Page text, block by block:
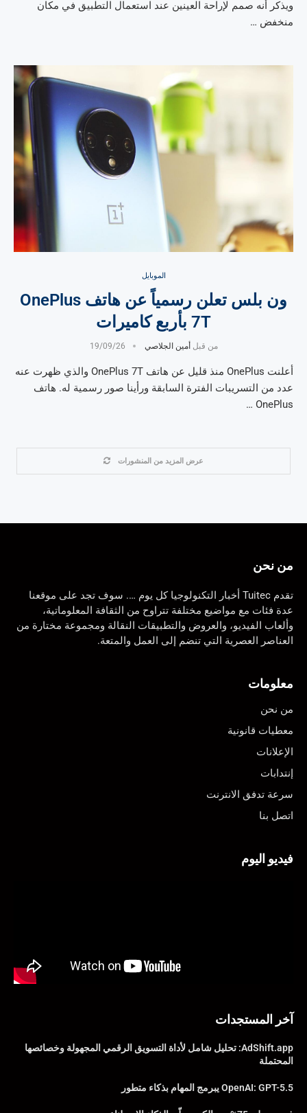
ويذكر أنه صمم لإراحة العينين عند استعمال التطبيق في مكان
منخفض …
الموبايل
ون بلس تعلن رسمياً عن هاتف OnePlus
7T بأربع كاميرات
من قبل أمين الجلاصي 19/09/26
أعلنت OnePlus منذ قليل عن هاتف OnePlus 7T والذي ظهرت عنه
عدد من التسريبات الفترة السابقة ورأينا صور رسمية له. هاتف
OnePlus …
عرض المزيد من المنشورات
من نحن
تقدم Tuitec أخبار التكنولوجيا كل يوم …. سوف تجد على موقعنا
عدة فئات مع مواضيع مختلفة تتراوح من الثقافة المعلوماتية،
وألعاب الفيديو، والعروض والتطبيقات النقالة ومجموعة مختارة من
العناصر العصرية التي تنضم إلى العمل والمتعة.
معلومات
من نحن
معطيات قانونية
الإعلانات
إنتدابات
سرعة تدفق الانترنت
اتصل بنا
فيديو اليوم
آخر المستجدات
AdShift.app: تحليل شامل لأداة التسويق الرقمي المجهولة وخصائصها
المحتملة
OpenAI: GPT-5.5 يبرمج المهام بذكاء متطور